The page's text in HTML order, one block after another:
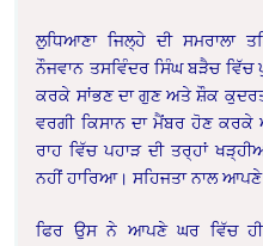
ਲੁਧਿਆਣਾ ਜਿਲ੍ਹੇ ਦੀ ਸਮਰਾਲਾ
ਨੌਜਵਾਨ ਤਸਵਿੰਦਰ ਸਿੰਘ ਬੜੈਚ
ਕਰਕੇ ਸਾਂਭਣ ਦਾ ਗੁਣ ਅਤੇ ਸ਼ੌਕ
ਵਰਗੀ ਕਿਸਾਨ ਦਾ ਮੈਂਬਰ ਹੋਣ
ਰਾਹ ਵਿੱਚ ਪਹਾੜ ਦੀ ਤਰ੍ਹਾਂ
ਨਹੀਂ ਹਾਰਿਆ। ਸਹਿਜਤਾ ਨਾਲ
ਫਿਰ ਉਸ ਨੇ ਆਪਣੇ ਘਰ ਵਿੱਚ ਹੀ